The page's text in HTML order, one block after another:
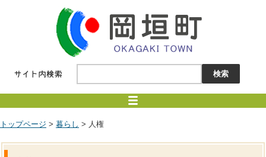
トップページ > 暮らし > 人権